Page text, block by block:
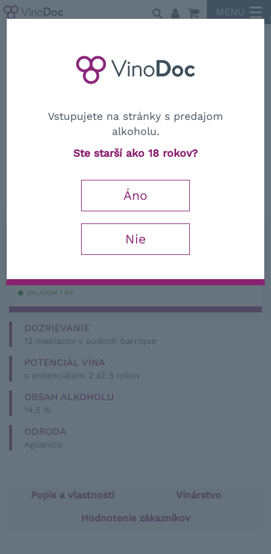
MENU
Terre degli Svevi
− +
SKLADOM 1 KS
DOZRIEVANIE
12 mesiacov v sudoch barrique
POTENCIÁL VÍNA
s potenciálom 2 až 5 rokov
OBSAH ALKOHOLU
14,5 %
ODRODA
Aglianico
Popis a vlastnosti
Vinárstvo
Hodnotenie zákazníkov
Vstupujete na stránky s predajom
alkoholu.
Ste starší ako 18 rokov?
Áno
Nie